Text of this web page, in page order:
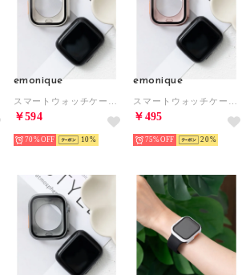
emonique
￥594
70% 10
emonique
￥495
75% 20